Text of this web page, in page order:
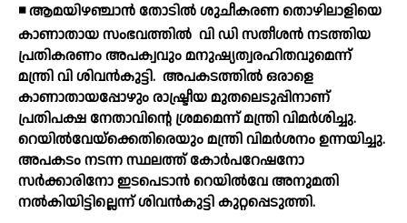
◾ ആമയിഴഞ്ചാന്‍ തോടില്‍ ശുചീകരണ തൊഴിലാളിയെ
കാണാതായ സംഭവത്തില്‍ വി ഡി സതീശന്‍ നടത്തിയ
പ്രതികരണം അപക്വവും മനുഷ്യത്വരഹിതവുമെന്ന്
മന്ത്രി വി ശിവന്‍കുട്ടി. അപകടത്തില്‍ ഒരാളെ
കാണാതായപ്പോഴും രാഷ്ട്രീയ മുതലെടുപ്പിനാണ്
പ്രതിപക്ഷ നേതാവിന്റെ ശ്രമമെന്ന് മന്ത്രി വിമര്‍ശിച്ചു.
റെയില്‍വേയ്ക്കെതിരെയും മന്ത്രി വിമര്‍ശനം ഉന്നയിച്ചു.
അപകടം നടന്ന സ്ഥലത്ത് കോര്‍പറേഷനോ
സര്‍ക്കാരിനോ ഇടപെടാന്‍ റെയില്‍വേ അനുമതി
നല്‍കിയിട്ടില്ലെന്ന് ശിവന്‍കുട്ടി കുറ്റപ്പെടുത്തി.